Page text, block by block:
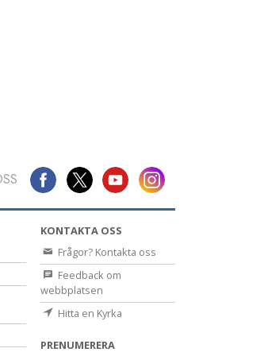
KONTAKTA OSS
Frågor? Kontakta oss
Feedback om
webbplatsen
Hitta en Kyrka
PRENUMERERA